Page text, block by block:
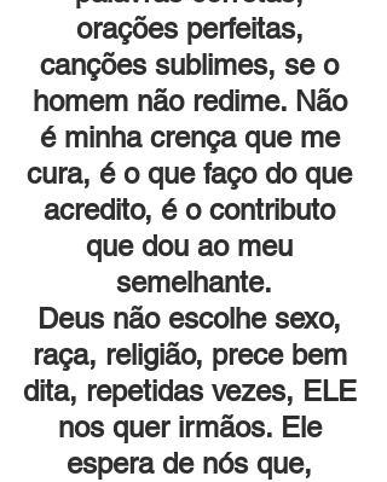
orações perfeitas,
canções sublimes, se o
homem não redime. Não
é minha crença que me
cura, é o que faço do que
acredito, é o contributo
que dou ao meu
semelhante.
Deus não escolhe sexo,
raça, religião, prece bem
dita, repetidas vezes, ELE
nos quer irmãos. Ele
espera de nós que,